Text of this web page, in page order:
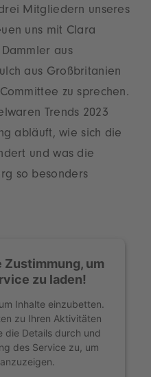
Mitgliedern unseres
uns mit Clara
aus
aus Großbritanien
zu sprechen.
Trends 2023
abläuft, wie sich die
und was die
so besonders
um
zu laden!
Inhalte einzubetten.
zu Ihren Aktivitäten
die Details durch und
des Service zu, um